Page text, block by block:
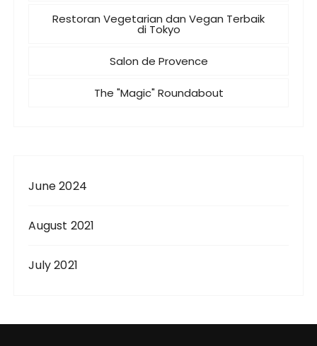
Restoran Vegetarian dan Vegan Terbaik
di Tokyo
Salon de Provence
The "Magic" Roundabout
June 2024
August 2021
July 2021